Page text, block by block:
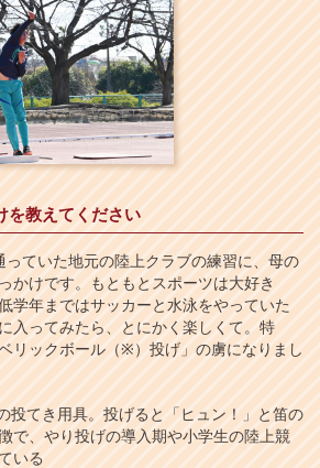
を教えてください
ていた地元の陸上クラブの練習に、母の
かけです。もともとスポーツは大好き
学年まではサッカーと水泳をやっていた
入ってみたら、とにかく楽しくて。特
リックボール（※）投げ」の虜になりまし
投てき用具。投げると「ヒュン！」と笛の
で、やり投げの導入期や小学生の陸上競
いる